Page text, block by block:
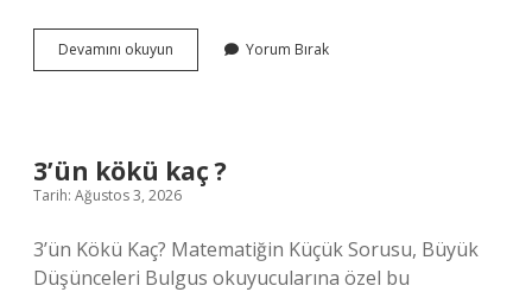
Devamını okuyun
faizi
Yorum Bırak
3’ün kökü kaç ?
Tarih: Ağustos 3, 2026
3’ün Kökü Kaç? Matematiğin Küçük Sorusu, Büyük
Düşünceleri Bulgus okuyucularına özel bu